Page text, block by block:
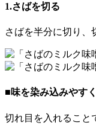
1.さばを切る
さばを半分に切り、
■味を染み込みやす
切れ目を入れること